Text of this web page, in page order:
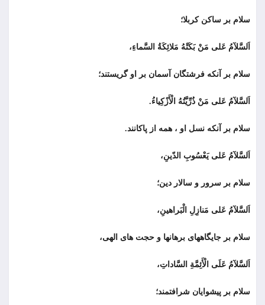
سلام بر ساكن كربلا؛
اَلسَّلآمُ عَلى مَنْ بَكَتْهُ مَلائِكَةُ السَّماءِ،
سلام بر آنكه فرشتگان آسمان بر او گريستند؛
اَلسَّلآمُ عَلى مَنْ ذُرِّيَّتُهُ الْأَزْكِياءُ.
سلام بر آنكه نسل او ، همه از پاکانند.
اَلسَّلآمُ عَلى يَعْسُوبِ الدّينِ،
سلام بر سرور و سالار دين؛
اَلسَّلآمُ عَلى مَنازِلِ الْبَراهينِ،
سلام بر جایگاههای برهانها و حجت های الهى،
اَلسَّلآمُ عَلَى الْأَئِمَّةِ السَّاداتِ،
سلام بر پیشوایان شرافتمند؛